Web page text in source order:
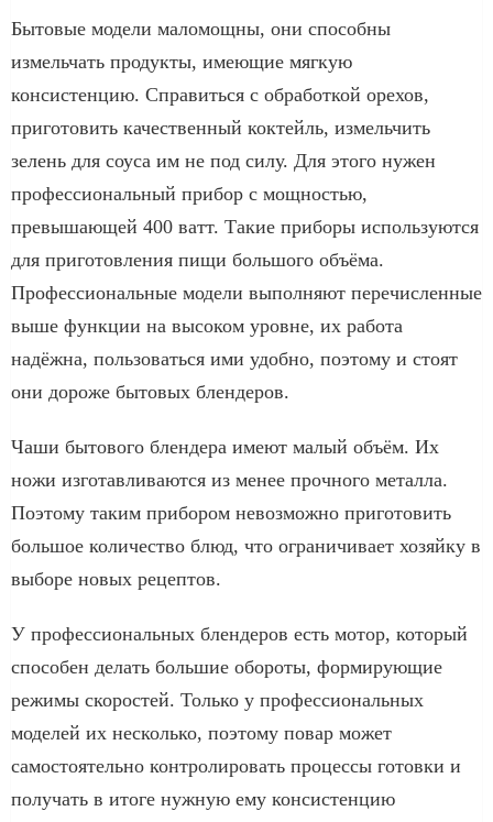
Бытовые модели маломощны, они способны
измельчать продукты, имеющие мягкую
консистенцию. Справиться с обработкой орехов,
приготовить качественный коктейль, измельчить
зелень для соуса им не под силу. Для этого нужен
профессиональный прибор с мощностью,
превышающей 400 ватт. Такие приборы используются
для приготовления пищи большого объёма.
Профессиональные модели выполняют перечисленные
выше функции на высоком уровне, их работа
надёжна, пользоваться ими удобно, поэтому и стоят
они дороже бытовых блендеров.
Чаши бытового блендера имеют малый объём. Их
ножи изготавливаются из менее прочного металла.
Поэтому таким прибором невозможно приготовить
большое количество блюд, что ограничивает хозяйку в
выборе новых рецептов.
У профессиональных блендеров есть мотор, который
способен делать большие обороты, формирующие
режимы скоростей. Только у профессиональных
моделей их несколько, поэтому повар может
самостоятельно контролировать процессы готовки и
получать в итоге нужную ему консистенцию